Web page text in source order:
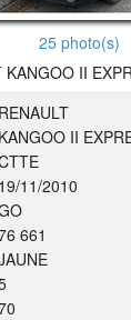
25 photo(s)
II
RENAULT
KANGOO II
19/11/2010
661